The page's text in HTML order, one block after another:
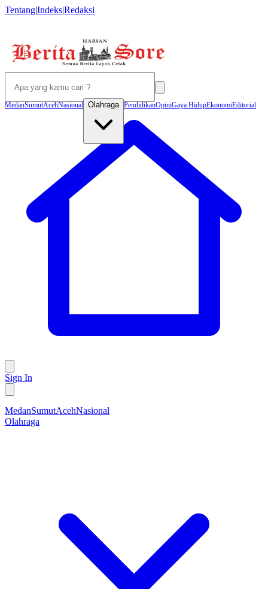
Tentang|Indeks|Redaksi
MedanSumutAcehNasional Olahraga PendidikanOpiniGaya HidupEkonomiEditorial
Sign In
MedanSumutAcehNasional
Olahraga